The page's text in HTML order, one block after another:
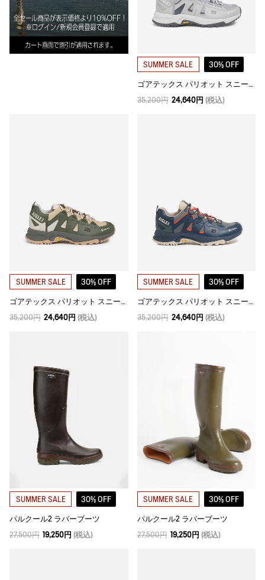
SUMMER SALE 30% OFF
ゴアテックス パリオット スニーカー
35,200円 24,640円 (税込)
SUMMER SALE 30% OFF
ゴアテックス パリオット スニーカー
35,200円 24,640円 (税込)
SUMMER SALE 30% OFF
ゴアテックス パリオット スニーカー
35,200円 24,640円 (税込)
SUMMER SALE 30% OFF
パルクール2 ラバーブーツ
27,500円 19,250円 (税込)
SUMMER SALE 30% OFF
パルクール2 ラバーブーツ
27,500円 19,250円 (税込)